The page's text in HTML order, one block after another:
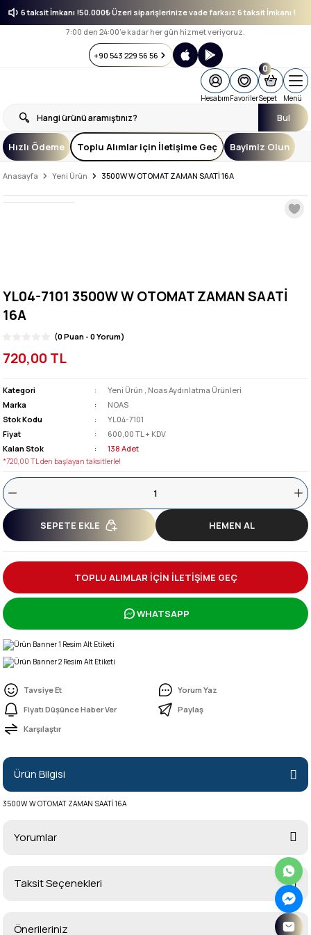
6 taksit İmkanı !50.000₺ Üzeri siparişlerinize vade farksız 6 taksit İmkanı !
7:00 den 24:00’e kadar her gün hizmet veriyoruz.
+90 543 229 56 56
Bul
HesabımFavoriler
0
Sepet Menü
Hızlı Ödeme Toplu Alımlar için İletişime Geç Bayimiz Olun
Anasayfa Yeni Ürün 3500W W OTOMAT ZAMAN SAATİ 16A
YL04-7101 3500W W OTOMAT ZAMAN SAATİ
16A
(0 Puan - 0 Yorum)
720,00 TL
Kategori Yeni Ürün , Noas Aydınlatma Ürünleri
Marka
NOAS
Stok Kodu
YL04-7101
Fiyat
600,00 TL + KDV
Kalan Stok
138 Adet
*720,00 TL den başlayan taksitlerle!
SEPETE EKLE HEMEN AL
TOPLU ALIMLAR İÇİN İLETİŞİME GEÇ
WHATSAPP
Tavsiye Et
Yorum Yaz
Fiyatı Düşünce Haber Ver
Paylaş
Karşılaştır
Ürün Bilgisi
3500W W OTOMAT ZAMAN SAATİ 16A
Yorumlar
Bu ürüne ilk yorumu siz yapın!
Taksit Seçenekleri
Önerileriniz